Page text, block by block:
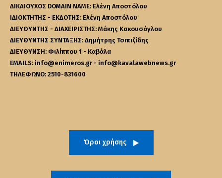
ΔΙΚΑΙΟΥΧΟΣ DOMAIN NAME: Ελένη Αποστόλου
ΙΔΙΟΚΤΗΤΗΣ - ΕΚΔΟΤΗΣ: Ελένη Αποστόλου
ΔΙΕΥΘΥΝΤΗΣ - ΔΙΑΧΕΙΡΙΣΤΗΣ: Μάκης Κακουσόγλου
ΔΙΕΥΘΥΝΤΗΣ ΣΥΝΤΑΞΗΣ: Δημήτρης Τσιπιζίδης
ΔΙΕΥΘΥΝΣΗ: Φιλίππου 1 - Καβάλα
EMAILS: info@enimeros.gr - info@kavalawebnews.gr
ΤΗΛΕΦΩΝΟ: 2510-831600
Όροι χρήσης